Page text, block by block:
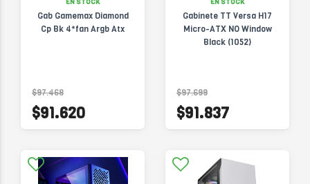
Gab Gamemax Diamond
Cp Bk 4*fan Argb Atx
$97.468
$91.620
Gabinete TT Versa H17
Micro-ATX NO Window
Black (1052)
$97.699
$91.837